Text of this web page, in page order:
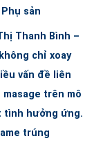
sản
Thanh Bình –
chỉ xoay
vấn đề liên
trên mô
tình hưởng ứng.
trúng